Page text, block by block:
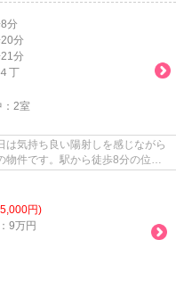
8分
20分
21分
４丁
2室
気持ち良い陽射しを感じながら
物件です。駅から徒歩8分の位置
円)
9万円